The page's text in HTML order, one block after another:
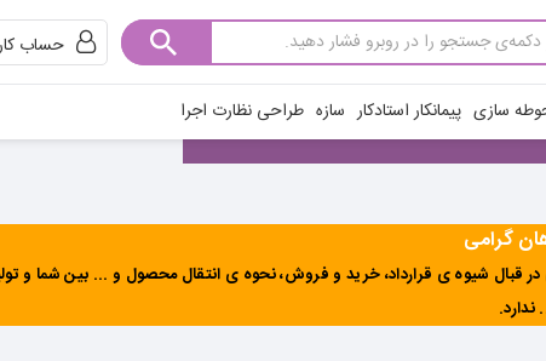
حساب
سازی پیمانکار استادکار سازه طراحی نظارت اجرا
گرامی
شیوه ی قرارداد، خرید و فروش، نحوه ی انتقال محصول و ... بین شما و
ندارد.